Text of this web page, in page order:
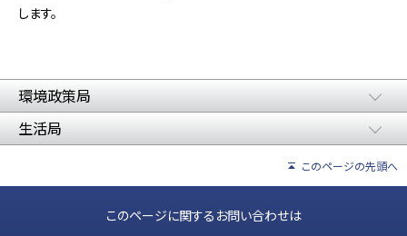
します。
環境政策局
生活局
このページの先頭へ
このページに関するお問い合わせは